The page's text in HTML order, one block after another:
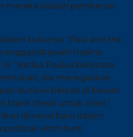
mereka adalah pemberian
bukunya “Paul and the
makna
“Ketika Paulus berbicara
dia menegaskan
duniawi berada di bawah
blank check untuk tirani.”
dimensi baru dalam
political witch hunt.